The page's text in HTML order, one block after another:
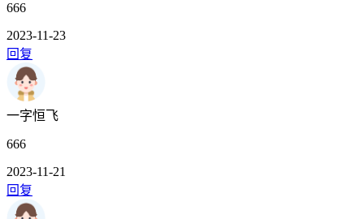
666
2023-11-23
回复
一字恒飞
666
2023-11-21
回复